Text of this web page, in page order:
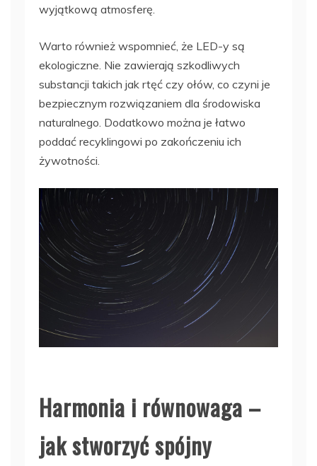
wyjątkową atmosferę.
Warto również wspomnieć, że LED-y są
ekologiczne. Nie zawierają szkodliwych
substancji takich jak rtęć czy ołów, co czyni je
bezpiecznym rozwiązaniem dla środowiska
naturalnego. Dodatkowo można je łatwo
poddać recyklingowi po zakończeniu ich
żywotności.
Harmonia i równowaga –
jak stworzyć spójny